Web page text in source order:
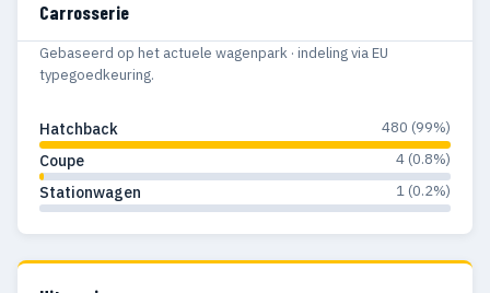
Carrosserie
Gebaseerd op het actuele wagenpark · indeling via EU
typegoedkeuring.
Hatchback 480 (99%)
Coupe 4 (0.8%)
Stationwagen 1 (0.2%)